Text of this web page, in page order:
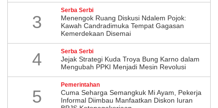
3
Serba Serbi
Menengok Ruang Diskusi Ndalem Pojok:
Kawah Candradimuka Tempat Gagasan
Kemerdekaan Disemai
4 Serba Serbi
Jejak Strategi Kuda Troya Bung Karno dalam
Mengubah PPKI Menjadi Mesin Revolusi
5
Pemerintahan
Cuma Seharga Semangkuk Mi Ayam, Pekerja
Informal Diimbau Manfaatkan Diskon Iuran